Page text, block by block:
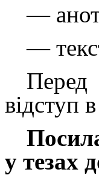
—
—
відступ
у тезах